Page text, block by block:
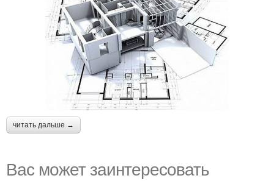
читать дальше →
Вас может заинтересовать